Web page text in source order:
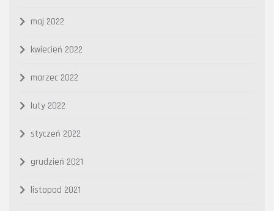
maj 2022
kwiecień 2022
marzec 2022
luty 2022
styczeń 2022
grudzień 2021
listopad 2021